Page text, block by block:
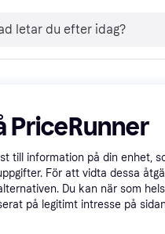
PriceRunner
till information på din enhet,
För att vidta dessa
Du kan när som
på legitimt intresse på